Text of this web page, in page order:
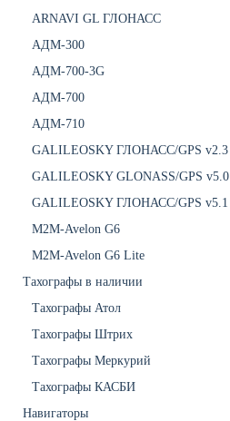
ARNAVI GL ГЛОНАСС
АДМ-300
АДМ-700-3G
АДМ-700
АДМ-710
GALILEOSKY ГЛОНАСС/GPS v2.3
GALILEOSKY GLONASS/GPS v5.0
GALILEOSKY ГЛОНАСС/GPS v5.1
M2M-Avelon G6
M2M-Avelon G6 Lite
Тахографы в наличии
Тахографы Атол
Тахографы Штрих
Тахографы Меркурий
Тахографы КАСБИ
Навигаторы